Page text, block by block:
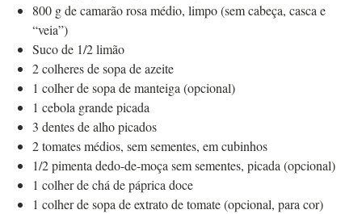
800 g de camarão rosa médio, limpo (sem cabeça, casca e
“veia”)
Suco de 1/2 limão
2 colheres de sopa de azeite
1 colher de sopa de manteiga (opcional)
1 cebola grande picada
3 dentes de alho picados
2 tomates médios, sem sementes, em cubinhos
1/2 pimenta dedo-de-moça sem sementes, picada (opcional)
1 colher de chá de páprica doce
1 colher de sopa de extrato de tomate (opcional, para cor)